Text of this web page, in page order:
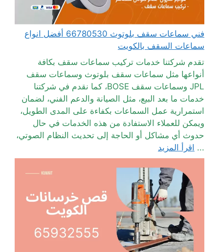
فني سماعات سقف بلوتوث 66780530 أفضل انواع
سماعات السقف بالكويت
تقدم شركتنا خدمات تركيب سماعات سقف بكافة
أنواعها مثل سماعات سقف بلوتوث وسماعات سقف
JPL وسماعات سقف BOSE، كما نقدم في شركتنا
خدمات ما بعد البيع، مثل الصيانة والدعم الفني، لضمان
استمرارية عمل السماعات بكفاءة على المدى الطويل،
ويمكن للعملاء الاستفادة من هذه الخدمات في حال
حدوث أي مشاكل أو الحاجة إلى تحديث النظام الصوتي،
... اقرأ المزيد